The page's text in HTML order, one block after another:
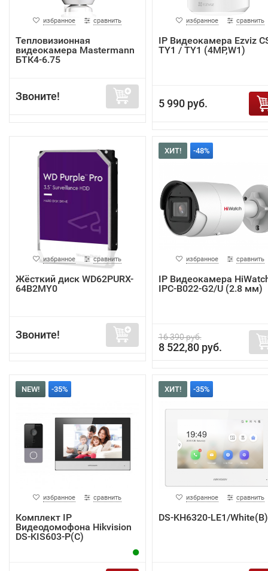
избранное сравнить
Тепловизионная
видеокамера Mastermann
БТК4-6.75
Звоните!
избранное сравнить
IP Видеокамера Ezviz
TY1 / TY1 (4MP,W1)
5 990 руб.
избранное сравнить
Жёсткий диск WD62PURX-
64B2MY0
Звоните!
ХИТ! -48%
избранное сравнить
IP Видеокамера
IPC-B022-G2/U (2.8 мм)
16 390 руб.
8 522,80 руб.
NEW! -35%
избранное сравнить
Комплект IP
Видеодомофона Hikvision
DS-KIS603-P(C)
ХИТ! -35%
избранное сравнить
DS-KH6320-LE1/White(B)